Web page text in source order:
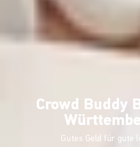
Crowd Buddy
Gutes Geld für gute